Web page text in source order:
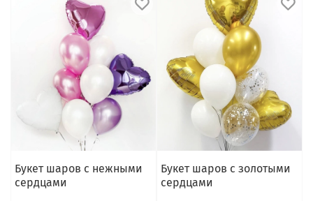
Букет шаров с нежными
сердцами
Букет шаров с золотыми
сердцами